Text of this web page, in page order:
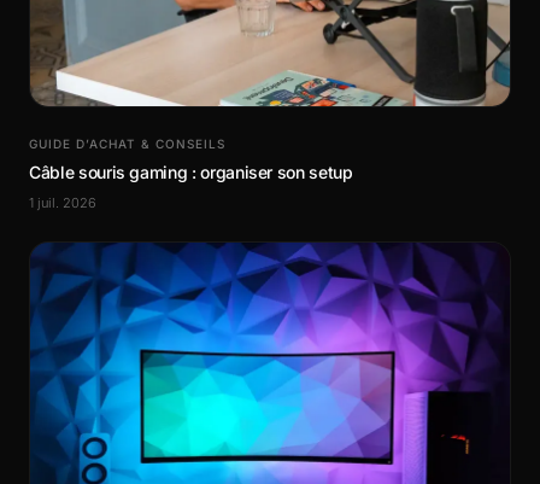
GUIDE D’ACHAT & CONSEILS
Câble souris gaming : organiser son setup
1 juil. 2026